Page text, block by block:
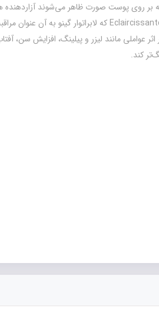
روي پوست صورت ظاهر مي‌شوند آزاردهنده
عواملي مانند ليزر و پيلينگ، افزايش سن،
کند.